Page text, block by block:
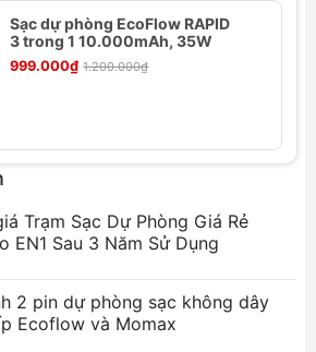
hình LCD trong suốt:Cho phép
thái của DELTA Pro mà
nó ra khỏi túi.
biệt để lưu trữ cáp và các
x 36 x 22 cm
Oxford 600D, TPU
kiện thiết yếu cho bất kỳ ai sở
Sạc dự phòng EcoFlow RAPID
3 trong 1 10.000mAh, 35W
999.000₫ 1.200.000₫
Trạm Sạc Dự Phòng Giá Rẻ
EN1 Sau 3 Năm Sử Dụng
2 pin dự phòng sạc không dây
Ecoflow và Momax